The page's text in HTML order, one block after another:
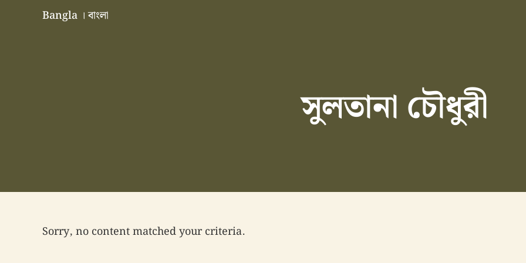
Skip to main content
Skip to header right navigation
Skip to site footer
Bangla । বাংলা
সুলতানা চৌধুরী
Sorry, no content matched your criteria.